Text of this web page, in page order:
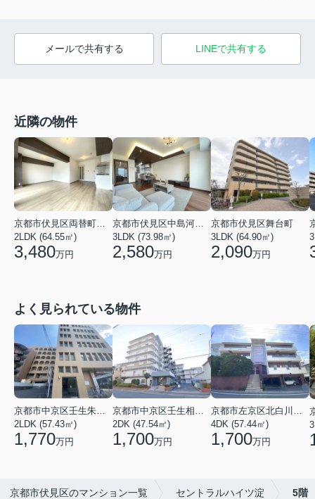
メールで共有する LINEで共有する
近隣の物件
京都市伏見区両替町３丁目
2LDK (64.55㎡)
3,480万円
京都市伏見区中島河原田町
3LDK (73.98㎡)
2,580万円
京都市伏見区舞台町
3LDK (64.90㎡)
2,090万円
よく見られている物件
京都市中京区壬生朱雀町
2LDK (57.43㎡)
1,770万円
京都市中京区壬生相合町
2DK (47.54㎡)
1,700万円
京都市左京区北白川久保田町
4DK (57.44㎡)
1,700万円
京都市伏見区のマンション一覧 セントラルハイツ淀 5階